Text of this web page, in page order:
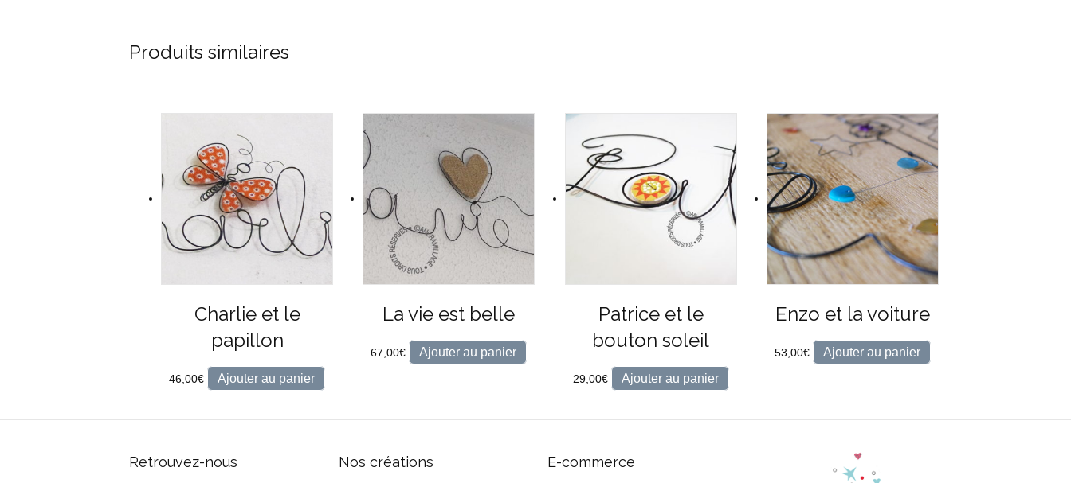
Produits similaires
Charlie et le
papillon
46,00€ Ajouter au panier
La vie est belle
67,00€ Ajouter au panier
Patrice et le
bouton soleil
29,00€ Ajouter au panier
Enzo et la voiture
53,00€ Ajouter au panier
Retrouvez-nous Nos créations E-commerce